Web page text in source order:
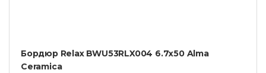
Бордюр Relax BWU53RLX004 6.7х50 Alma
Ceramica